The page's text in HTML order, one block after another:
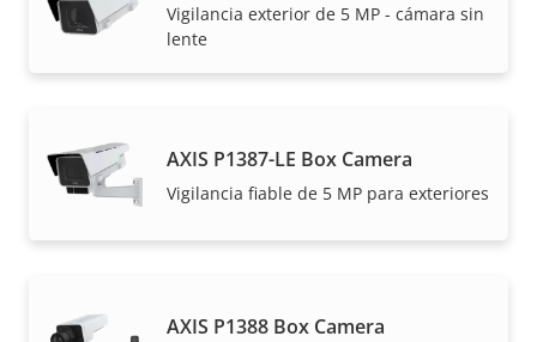
Vigilancia exterior de 5 MP - cámara sin
lente
AXIS P1387-LE Box Camera
Vigilancia fiable de 5 MP para exteriores
AXIS P1388 Box Camera